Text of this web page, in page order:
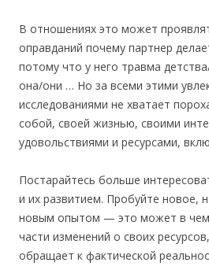
В отношениях это может
оправданий почему партнер
потому что у него травма
она/они … Но за всеми этими
исследованиями не хватает
собой, своей жизнью, своими
удовольствиями и ресурсами,
Постарайтесь больше
и их развитием. Пробуйте новое,
новым опытом — это может в
части изменений о своих
обращает к фактической